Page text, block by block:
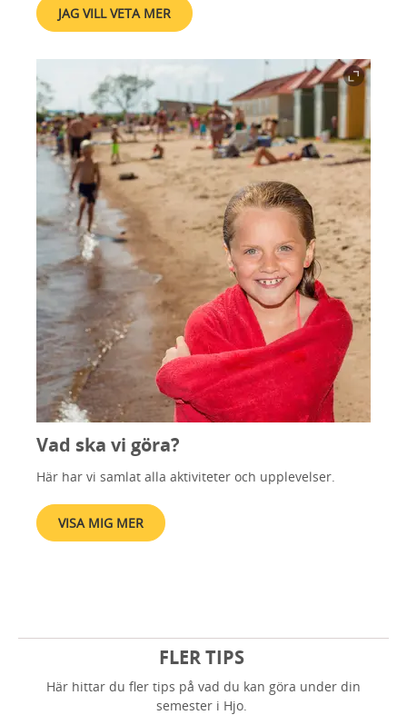
JAG VILL VETA MER
Vad ska vi göra?
Här har vi samlat alla aktiviteter och upplevelser.
VISA MIG MER
FLER TIPS
Här hittar du fler tips på vad du kan göra under din
semester i Hjo.